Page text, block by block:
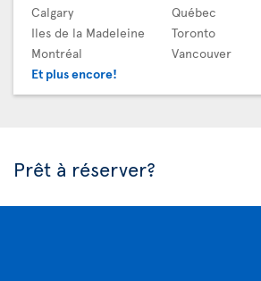
Calgary
Iles de la Madeleine
Montréal
Et plus encore!
Québec
Toronto
Vancouver
Prêt à réserver?